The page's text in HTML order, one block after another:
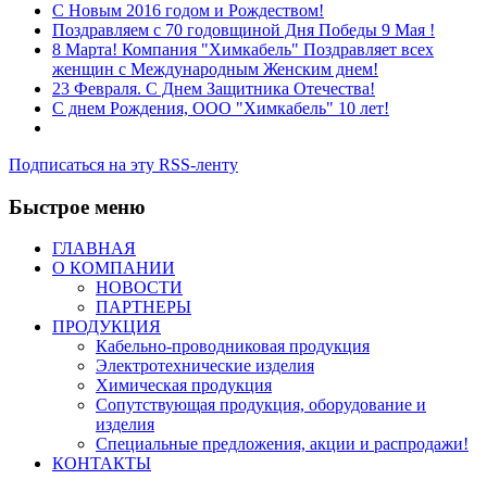
C Новым 2016 годом и Рождеством!
Поздравляем с 70 годовщиной Дня Победы 9 Мая !
8 Марта! Компания "Химкабель" Поздравляет всех
женщин с Международным Женским днем!
23 Февраля. С Днем Защитника Отечества!
С днем Рождения, ООО "Химкабель" 10 лет!
Подписаться на эту RSS-ленту
Быстрое меню
ГЛАВНАЯ
О КОМПАНИИ
НОВОСТИ
ПАРТНЕРЫ
ПРОДУКЦИЯ
Кабельно-проводниковая продукция
Электротехнические изделия
Химическая продукция
Сопутствующая продукция, оборудование и
изделия
Специальные предложения, акции и распродажи!
КОНТАКТЫ